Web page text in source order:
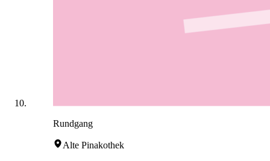
Rundgang
Alte Pinakothek